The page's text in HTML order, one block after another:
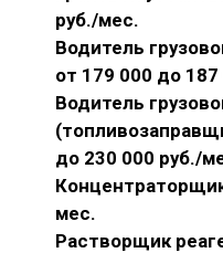
руб./мес.
Водитель
от 179 000 до
Водитель
до 230 000 руб./
мес.
Растворщик